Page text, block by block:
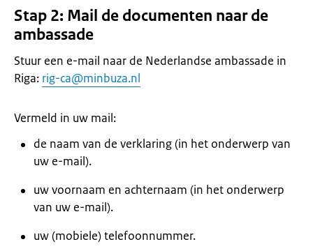
Stap 2: Mail de documenten naar de
ambassade
Stuur een e-mail naar de Nederlandse ambassade in
Riga: rig-ca@minbuza.nl
Vermeld in uw mail:
de naam van de verklaring (in het onderwerp van
uw e-mail).
uw voornaam en achternaam (in het onderwerp
van uw e-mail).
uw (mobiele) telefoonnummer.